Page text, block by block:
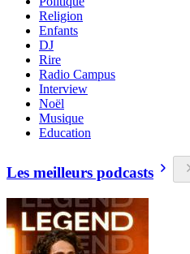
Religion
Enfants
DJ
Rire
Radio Campus
Interview
Noël
Musique
Education
Les meilleurs podcasts